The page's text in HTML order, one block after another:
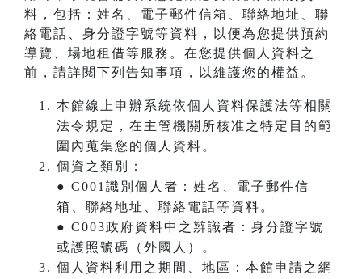
料，包括：姓名、電子郵件信箱、聯絡地址、聯
絡電話、身分證字號等資料，以便為您提供預約
導覽、場地租借等服務。在您提供個人資料之
前，請詳閱下列告知事項，以維護您的權益。
本館線上申辦系統依個人資料保護法等相關
法令規定，在主管機關所核准之特定目的範
圍內蒐集您的個人資料。
個資之類別：
● C001識別個人者：姓名、電子郵件信
箱、聯絡地址、聯絡電話等資料。
● C003政府資料中之辨識者：身分證字號
或護照號碼（外國人）。
個人資料利用之期間、地區：本館申請之網